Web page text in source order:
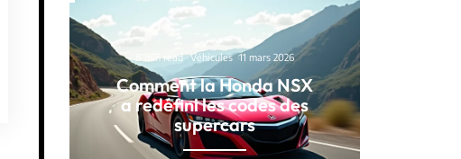
8 min read Véhicules 11 mars 2026
Comment la Honda NSX
a redéfini les codes des
supercars